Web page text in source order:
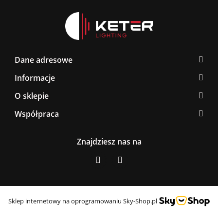
Dane adresowe
Informacje
O sklepie
Współpraca
Znajdziesz nas na
Sklep internetowy na oprogramowaniu Sky-Shop.pl